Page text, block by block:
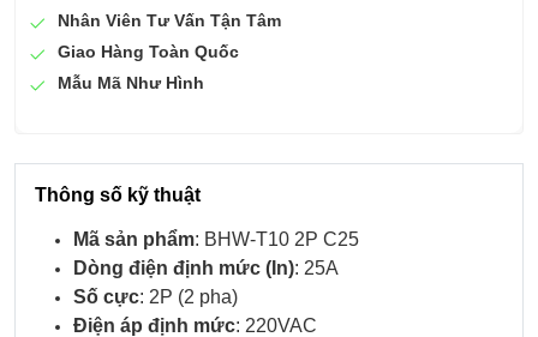
Nhân Viên Tư Vấn Tận Tâm
Giao Hàng Toàn Quốc
Mẫu Mã Như Hình
Thông số kỹ thuật
Mã sản phẩm: BHW-T10 2P C25
Dòng điện định mức (In): 25A
Số cực: 2P (2 pha)
Điện áp định mức: 220VAC